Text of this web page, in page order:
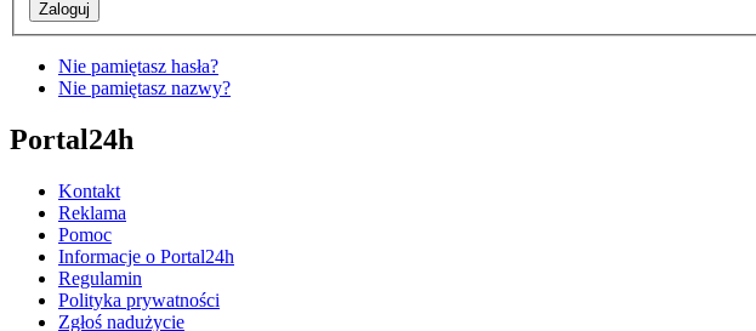
Nie pamiętasz hasła?
Nie pamiętasz nazwy?
Portal24h
Kontakt
Reklama
Pomoc
Informacje o Portal24h
Regulamin
Polityka prywatności
Zgłoś nadużycie